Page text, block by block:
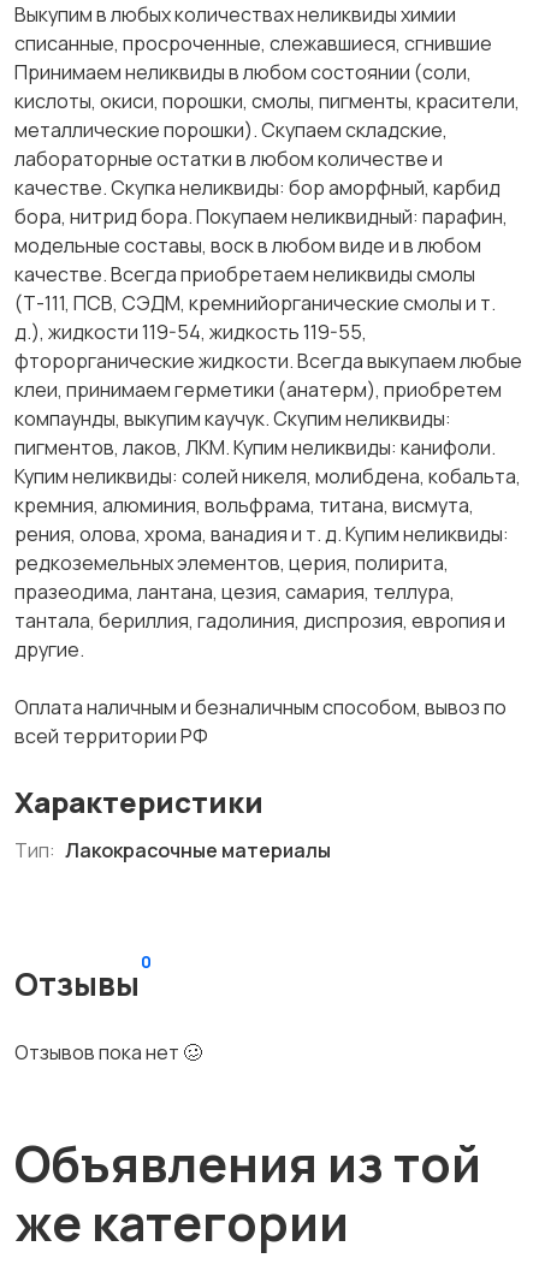
Выкупим в любых количествах неликвиды химии
списанные, просроченные, слежавшиеся, сгнившие
Принимаем неликвиды в любом состоянии (соли,
кислоты, окиси, порошки, смолы, пигменты, красители,
металлические порошки). Скупаем складские,
лабораторные остатки в любом количестве и
качестве. Скупка неликвиды: бор аморфный, карбид
бора, нитрид бора. Покупаем неликвидный: парафин,
модельные составы, воск в любом виде и в любом
качестве. Всегда приобретаем неликвиды смолы
(Т-111, ПСВ, СЭДМ, кремнийорганические смолы и т.
д.), жидкости 119-54, жидкость 119-55,
фторорганические жидкости. Всегда выкупаем любые
клеи, принимаем герметики (анатерм), приобретем
компаунды, выкупим каучук. Скупим неликвиды:
пигментов, лаков, ЛКМ. Купим неликвиды: канифоли.
Купим неликвиды: солей никеля, молибдена, кобальта,
кремния, алюминия, вольфрама, титана, висмута,
рения, олова, хрома, ванадия и т. д. Купим неликвиды:
редкоземельных элементов, церия, полирита,
празеодима, лантана, цезия, самария, теллура,
тантала, бериллия, гадолиния, диспрозия, европия и
другие.
Оплата наличным и безналичным способом, вывоз по
всей территории РФ
Характеристики
Тип: Лакокрасочные материалы
Отзывы
0
Отзывов пока нет 🥴
Объявления из той
же категории